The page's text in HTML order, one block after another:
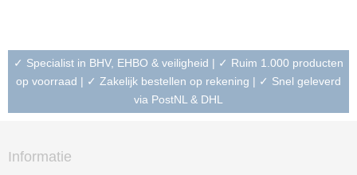
✓ Specialist in BHV, EHBO & veiligheid | ✓ Ruim 1.000 producten
op voorraad | ✓ Zakelijk bestellen op rekening | ✓ Snel geleverd
via PostNL & DHL
Informatie